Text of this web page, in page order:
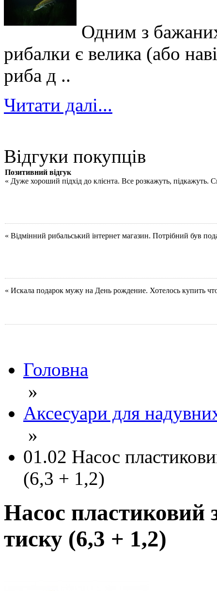
Одним з
рибалки є велика (або
риба д ..
Читати далі...
Відгуки покупців
Позитивний відгук
« Дуже хороший підхід до клієнта. Все розкажуть, підкажуть.
« Відмінний рибальський інтернет магазин. Потрібний був
« Искала подарок мужу на День рождение. Хотелось купить
Головна
»
Аксесуари для
»
01.02 Насос
(6,3 + 1,2)
Насос пластиковий
тиску (6,3 + 1,2)